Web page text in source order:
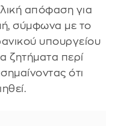
απόφαση για
σύμφωνα με το
υπουργείου
ζητήματα περί
ότι